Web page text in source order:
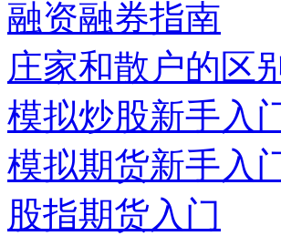
融资融券指南
庄家和散户的区
模拟炒股新手入
模拟期货新手入
股指期货入门